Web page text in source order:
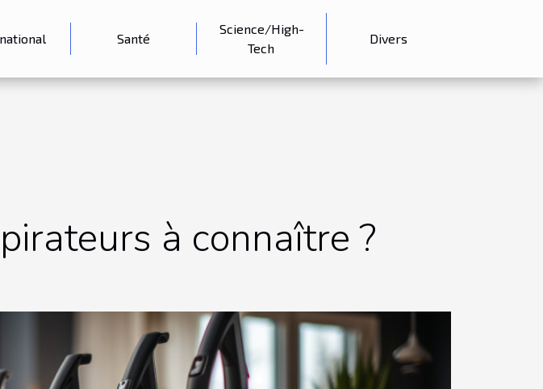
Santé
Science/High-
Tech
Divers
à connaître ?